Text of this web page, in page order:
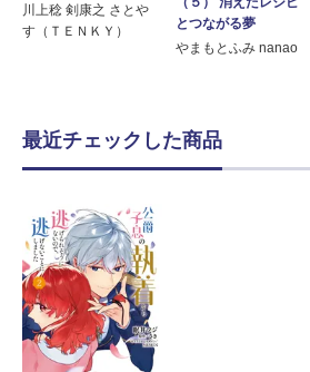
川上稔 剣康之 さとや
す（ＴＥＮＫＹ）
とつながる夢
やまもとふみ nanao
最近チェックした商品